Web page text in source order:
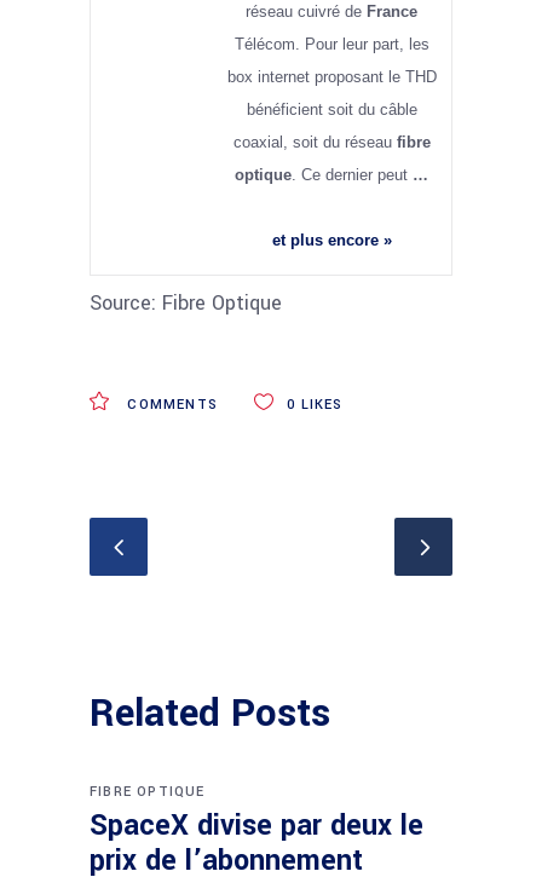
réseau cuivré de France
Télécom. Pour leur part, les
box internet proposant le THD
bénéficient soit du câble
coaxial, soit du réseau fibre
optique. Ce dernier peut …
et plus encore »
Source: Fibre Optique
COMMENTS 0 LIKES
Related Posts
FIBRE OPTIQUE
SpaceX divise par deux le
prix de l’abonnement